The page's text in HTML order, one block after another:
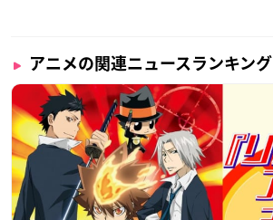
アニメの関連ニュースランキング